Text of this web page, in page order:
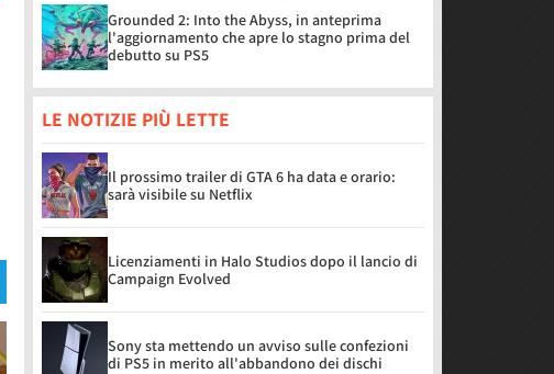
Grounded 2: Into the Abyss, in anteprima
l'aggiornamento che apre lo stagno prima del
debutto su PS5
LE NOTIZIE PIÙ LETTE
Il prossimo trailer di GTA 6 ha data e orario:
sarà visibile su Netflix
Licenziamenti in Halo Studios dopo il lancio di
Campaign Evolved
Sony sta mettendo un avviso sulle confezioni
di PS5 in merito all'abbandono dei dischi